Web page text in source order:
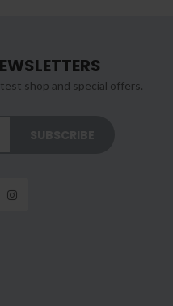
shop and special offers.